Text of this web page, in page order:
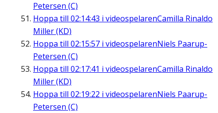
Petersen (C)
Hoppa till 02:14:43 i videospelarenCamilla Rinaldo
Miller (KD)
Hoppa till 02:15:57 i videospelarenNiels Paarup-
Petersen (C)
Hoppa till 02:17:41 i videospelarenCamilla Rinaldo
Miller (KD)
Hoppa till 02:19:22 i videospelarenNiels Paarup-
Petersen (C)